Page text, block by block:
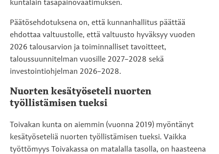
kuntalain tasapainovaatimuksen.
Päätösehdotuksena on, että kunnanhallitus päättää
ehdottaa valtuustolle, että valtuusto hyväksyy vuoden
2026 talousarvion ja toiminnalliset tavoitteet,
taloussuunnitelman vuosille 2027–2028 sekä
investointiohjelman 2026–2028.
Nuorten kesätyöseteli nuorten
työllistämisen tueksi
Toivakan kunta on aiemmin (vuonna 2019) myöntänyt
kesätyöseteliä nuorten työllistämisen tueksi. Vaikka
työttömyys Toivakassa on matalalla tasolla, on haasteena